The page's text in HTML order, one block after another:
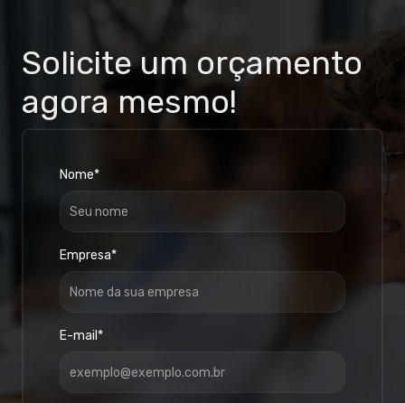
Solicite um orçamento
agora mesmo!
Nome*
Empresa*
E-mail*